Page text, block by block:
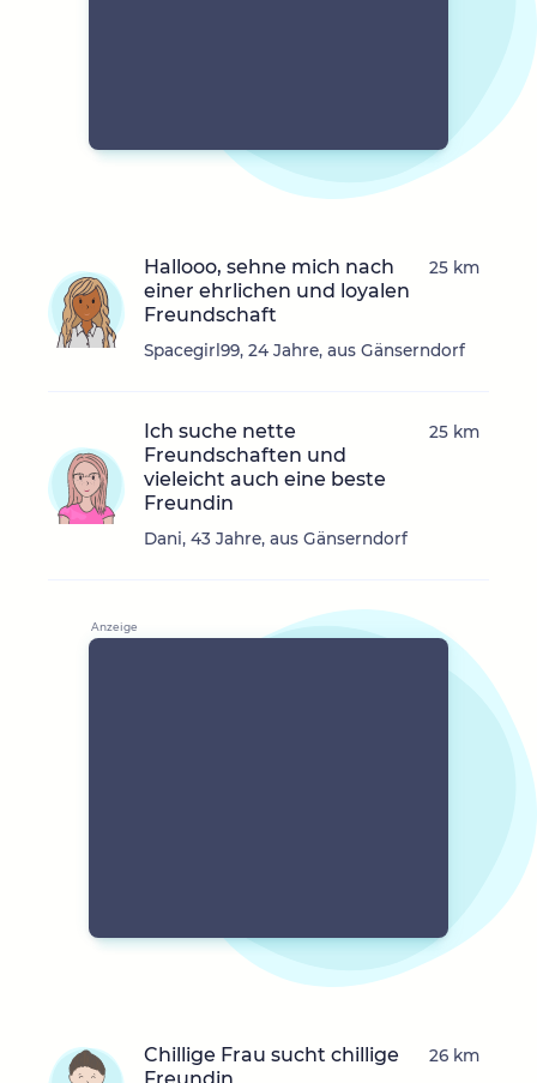
Hallooo, sehne mich nach
einer ehrlichen und loyalen
Freundschaft
Spacegirl99, 24 Jahre, aus Gänserndorf
25 km
Ich suche nette
Freundschaften und
vieleicht auch eine beste
Freundin
Dani, 43 Jahre, aus Gänserndorf
25 km
Chillige Frau sucht chillige
26 km